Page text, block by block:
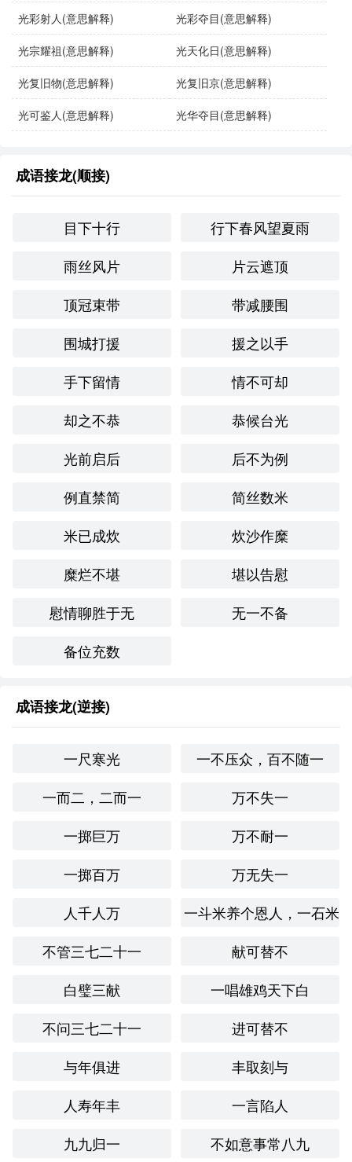
惊叹。
这幅画作色彩鲜艳，光彩耀目，吸引了众多游客驻足欣
赏。
在阳光的照射下，湖面波光粼粼，显得格外光彩耀目。
同义成语：
“璀璨夺目”：形容光辉灿烂，夺人眼球。
“灿烂辉煌”：形容光彩耀眼，辉煌夺目。
：
“黯淡无光”：形容没有光彩，沉闷无光。
“平淡无奇”：形容事物没有特别之处，缺乏吸引力。
文化与社会背景：
在**文化中，美的事物往往与光彩、辉煌相联系。因此，“光
彩耀目”不仅可以用来形容外表的华丽，还可以象征一个人
的成就、品格等方面的光辉。在现代社会，随着传媒和时尚
文化的发展，这个成语逐渐被广泛应用于时尚、艺术和商业
等领域，反映了人们对美与成功的追求。
成功、幸福等情绪相联系。它能够激励人们追求更美好的生
个人应用：
装饰得光彩耀目，五彩缤纷的花朵和璀璨的灯光让人感到欢
乐和幸福。那一刻，我深刻体会到“光彩耀目”所传达的美好
目，仿佛是在向世间宣告春天的到来。微风拂过，花瓣轻轻
跨文化比较：
在英语中，“eye-catching”或“dazzling”可以用来表达类似的
同，但它们所传达的美感和吸引力是相似的。
反思与总结：
通过对“光彩耀目”这个成语的学
，我认识到它不仅是一种语
言表达，更是一种文化情感的体现。它鼓励我们去欣赏生活
中的美好事物，也提醒我们在追求成功时，保持内心的光
辉。这个成语在我的语言学
和表达中，提供了丰富的词汇和
表达方式，帮助我更好地传递情感和思想。
基础信息
光彩射人(意思解释) 光彩夺目(意思解释)
光宗耀祖(意思解释) 光天化日(意思解释)
光复旧物(意思解释) 光复旧京(意思解释)
光可鉴人(意思解释) 光华夺目(意思解释)
成语接龙(顺接)
目下十行
行下春风望夏雨
雨丝风片
片云遮顶
顶冠束带
带减腰围
围城打援
援之以手
手下留情
情不可却
却之不恭
恭候台光
光前启后
后不为例
例直禁简
简丝数米
米已成炊
炊沙作糜
糜烂不堪
堪以告慰
慰情聊胜于无
无一不备
备位充数
成语接龙(逆接)
一尺寒光
一不压众，百不随一
一而二，二而一
万不失一
一掷巨万
万不耐一
一掷百万
万无失一
人千人万
一斗米养个恩人，一石米
不管三七二十一
献可替不
白璧三献
一唱雄鸡天下白
不问三七二十一
进可替不
与年俱进
丰取刻与
人寿年丰
一言陷人
九九归一
不如意事常八九